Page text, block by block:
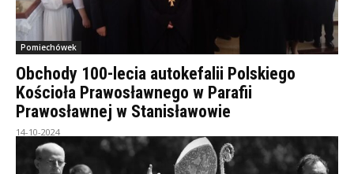
Pomiechówek
Obchody 100-lecia autokefalii Polskiego
Kościoła Prawosławnego w Parafii
Prawosławnej w Stanisławowie
14-10-2024